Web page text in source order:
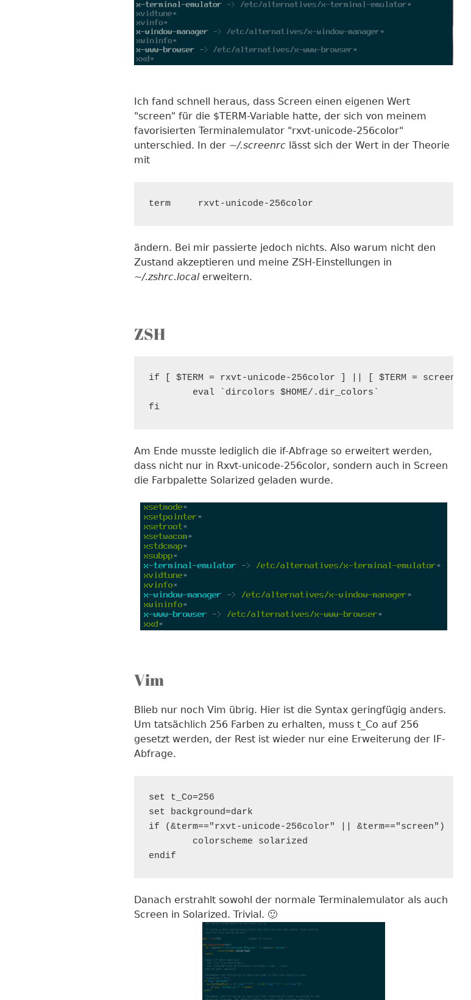
Ich fand schnell heraus, dass Screen einen eigenen Wert
"screen" für die $TERM-Variable hatte, der sich von meinem
favorisierten Terminalemulator "rxvt-unicode-256color"
unterschied. In der ~/.screenrc lässt sich der Wert in der Theorie
mit
term     rxvt-unicode-256color
ändern. Bei mir passierte jedoch nichts. Also warum nicht den
Zustand akzeptieren und meine ZSH-Einstellungen in
~/.zshrc.localerweitern.
ZSH
if [ $TERM = rxvt-unicode-256color ] || [ $TERM = screen ];
        eval `dircolors $HOME/.dir_colors`
fi
Am Ende musste lediglich die if-Abfrage so erweitert werden,
dass nicht nur in Rxvt-unicode-256color, sondern auch in Screen
die Farbpalette Solarized geladen wurde.
Vim
Blieb nur noch Vim übrig. Hier ist die Syntax geringfügig anders.
Um tatsächlich 256 Farben zu erhalten, muss t_Co auf 256
gesetzt werden, der Rest ist wieder nur eine Erweiterung der IF-
Abfrage.
set t_Co=256
set background=dark
if (&term=="rxvt-unicode-256color" || &term=="screen")
        colorscheme solarized
Danach erstrahlt sowohl der normale Terminalemulator als auch
Screen in Solarized. Trivial. 🙂